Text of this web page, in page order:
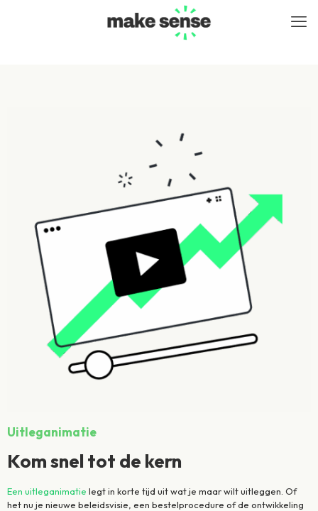
Uitleganimatie
Kom snel tot de kern
Een uitleganimatie legt in korte tijd uit wat je maar wilt uitleggen. Of
het nu je nieuwe beleidsvisie, een bestelprocedure of de ontwikkeling